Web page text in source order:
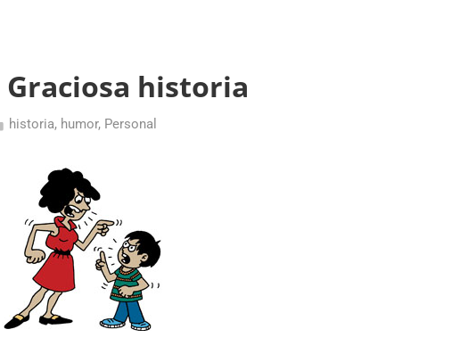
historia
historia, humor, Personal